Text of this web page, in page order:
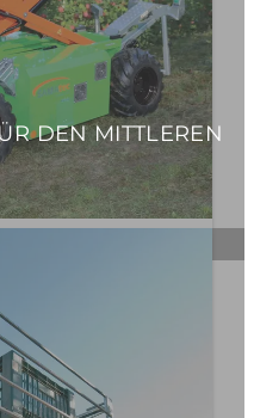
DEN MITTLEREN